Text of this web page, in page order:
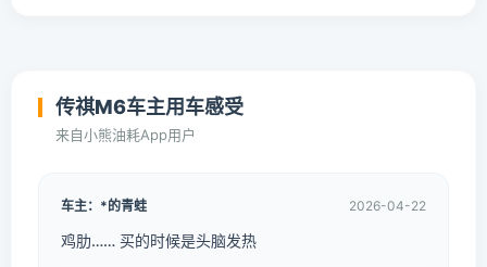
传祺M6车主用车感受
来自小熊油耗App用户
车主：*的青蛙 2026-04-22
鸡肋…… 买的时候是头脑发热